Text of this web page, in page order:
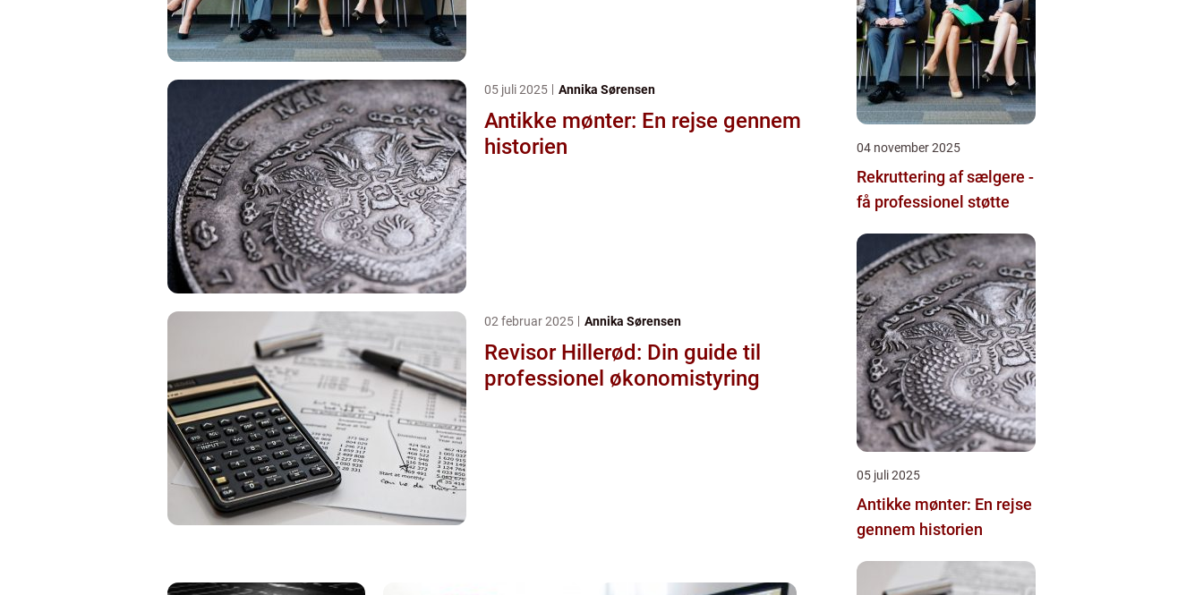
05 juli 2025 Annika Sørensen
Antikke mønter: En rejse gennem
historien
02 februar 2025 Annika Sørensen
Revisor Hillerød: Din guide til
professionel økonomistyring
04 november 2025
Rekruttering af sælgere -
få professionel støtte
05 juli 2025
Antikke mønter: En rejse
gennem historien